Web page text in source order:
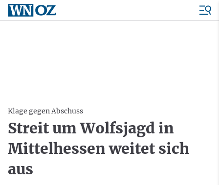
Klage gegen Abschuss
Streit um Wolfsjagd in
Mittelhessen weitet sich
aus